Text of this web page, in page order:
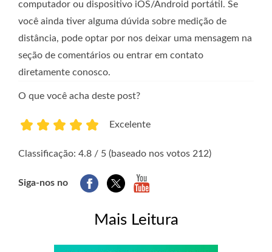
computador ou dispositivo iOS/Android portátil. Se
você ainda tiver alguma dúvida sobre medição de
distância, pode optar por nos deixar uma mensagem na
seção de comentários ou entrar em contato
diretamente conosco.
O que você acha deste post?
Excelente
Classificação: 4.8 / 5 (baseado nos votos 212)
Siga-nos no
Mais Leitura